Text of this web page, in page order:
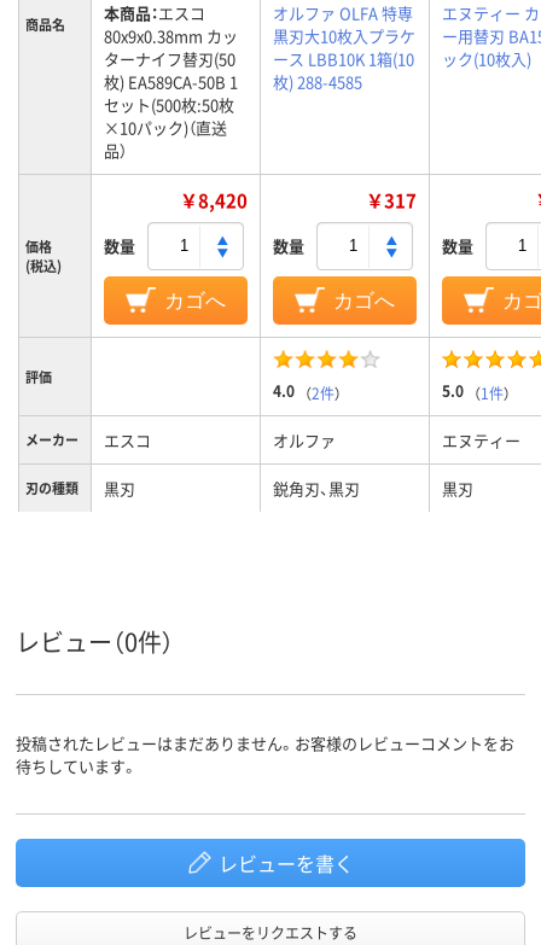
商品名 本商品：エスコ
80x9x0.38mm カッ
ターナイフ替刃(50
枚) EA589CA-50B 1
セット(500枚:50枚
×10パック)（直送
品）
オルファ OLFA 特専
黒刃大10枚入プラケ
ース LBB10K 1箱(10
枚) 288-4585
エヌティー
ー用替刃
ック(10枚入)
価格
(税込)
￥8,420
数量
カゴへ
￥317
数量
カゴへ
数量
カ
評価
4.0 （2件） 5.0 （1件）
メーカー エスコ オルファ エヌティー
刃の種類 黒刃 鋭角刃、黒刃 黒刃
レビュー（0件）
投稿されたレビューはまだありません。お客様のレビューコメントをお
待ちしています。
レビューを書く
レビューをリクエストする